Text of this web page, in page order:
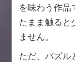
を味わう作品
たまま触ると
ません。
ただ、パズル